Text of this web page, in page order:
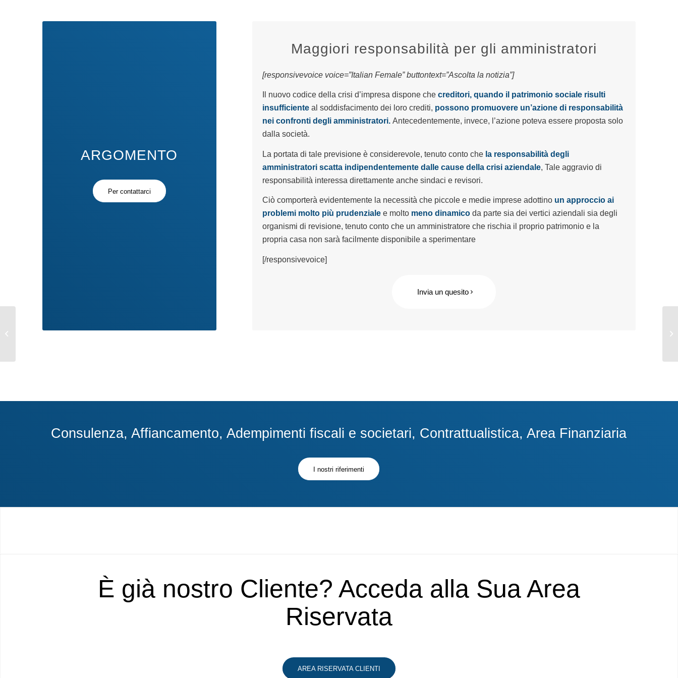
ARGOMENTO
Per contattarci
Maggiori responsabilità per gli amministratori
[responsivevoice voice=”Italian Female” buttontext=”Ascolta la notizia”]
Il nuovo codice della crisi d’impresa dispone che creditori, quando il patrimonio sociale risulti
insufficienteal soddisfacimento dei loro crediti, possono promuovere un’azione di responsabilità
nei confronti degli amministratori. Antecedentemente, invece, l’azione poteva essere proposta solo
dalla società.
La portata di tale previsione è considerevole, tenuto conto che la responsabilità degli
amministratori scatta indipendentemente dalle cause della crisi aziendale, Tale aggravio di
responsabilità interessa direttamente anche sindaci e revisori.
Ciò comporterà evidentemente la necessità che piccole e medie imprese adottino un approccio ai
problemi molto più prudenzialee molto meno dinamicoda parte sia dei vertici aziendali sia degli
organismi di revisione, tenuto conto che un amministratore che rischia il proprio patrimonio e la
propria casa non sarà facilmente disponibile a sperimentare
[/responsivevoice]
Invia un quesito
Consulenza, Affiancamento, Adempimenti fiscali e societari, Contrattualistica, Area Finanziaria
I nostri riferimenti
È già nostro Cliente? Acceda alla Sua Area
Riservata
AREA RISERVATA CLIENTI
documentazione –